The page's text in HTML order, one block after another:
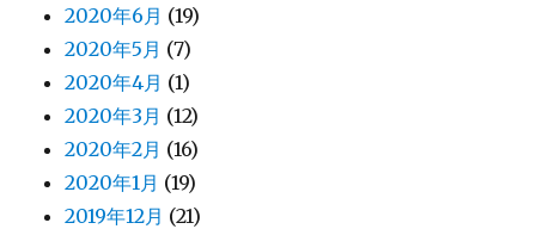
2020年6月 (19)
2020年5月 (7)
2020年4月 (1)
2020年3月 (12)
2020年2月 (16)
2020年1月 (19)
2019年12月 (21)